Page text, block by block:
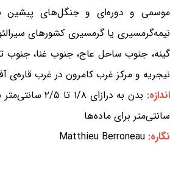
موسمی و دوره‌ای و جنگل‌های پیشین
نیمه‌گرمسیری یا گرمسیری کشورهای
گینه، جنوب ساحل عاج، جنوب غنا، جنوب
نیجریه و مرکز غرب کامرون در غرب قاره‌ی
اندازه:
سانتی‌متر برای ماده‌ها
نگاره: Matthieu Berroneau